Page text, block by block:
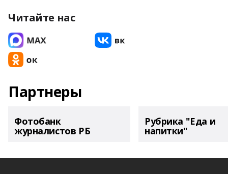
Читайте нас
Партнеры
Фотобанк
журналистов РБ
Рубрика "Еда и
напитки"